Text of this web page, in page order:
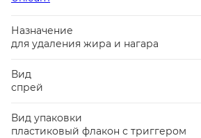
Назначение
для удаления жира и нагара
Вид
спрей
Вид упаковки
пластиковый флакон с триггером